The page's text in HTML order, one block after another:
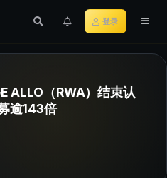
登录
ALLO（RWA）结束认
逾143倍